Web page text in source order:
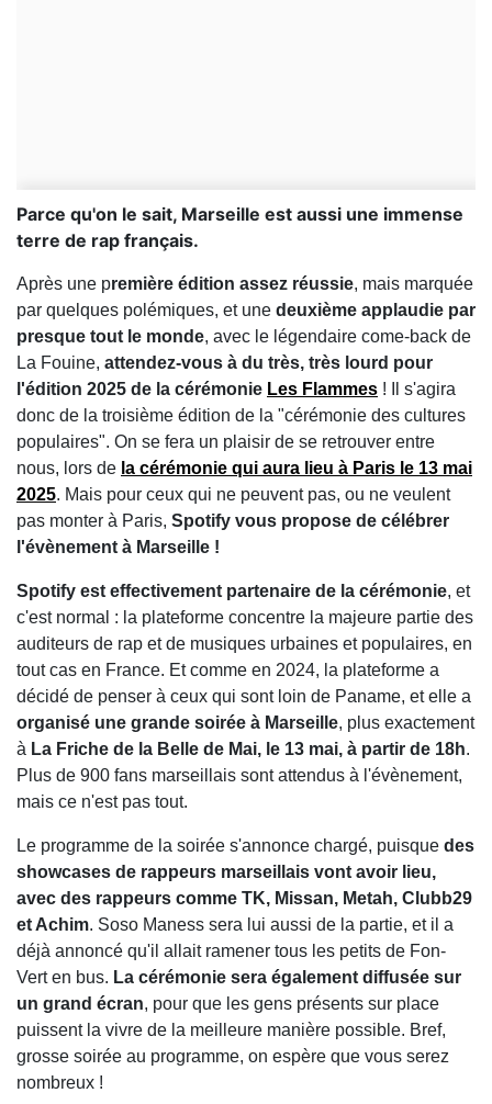
Parce qu'on le sait, Marseille est aussi une immense
terre de rap français.
Après une première édition assez réussie, mais marquée
par quelques polémiques, et une deuxième applaudie par
presque tout le monde, avec le légendaire come-back de
La Fouine, attendez-vous à du très, très lourd pour
l'édition 2025 de la cérémonie Les Flammes ! Il s'agira
donc de la troisième édition de la "cérémonie des cultures
populaires". On se fera un plaisir de se retrouver entre
nous, lors de la cérémonie qui aura lieu à Paris le 13 mai
2025. Mais pour ceux qui ne peuvent pas, ou ne veulent
pas monter à Paris, Spotify vous propose de célébrer
l'évènement à Marseille !
Spotify est effectivement partenaire de la cérémonie, et
c'est normal : la plateforme concentre la majeure partie des
auditeurs de rap et de musiques urbaines et populaires, en
tout cas en France. Et comme en 2024, la plateforme a
décidé de penser à ceux qui sont loin de Paname, et elle a
organisé une grande soirée à Marseille, plus exactement
à La Friche de la Belle de Mai, le 13 mai, à partir de 18h.
Plus de 900 fans marseillais sont attendus à l'évènement,
mais ce n'est pas tout.
Le programme de la soirée s'annonce chargé, puisque des
showcases de rappeurs marseillais vont avoir lieu,
avec des rappeurs comme TK, Missan, Metah, Clubb29
et Achim. Soso Maness sera lui aussi de la partie, et il a
déjà annoncé qu'il allait ramener tous les petits de Fon-
Vert en bus. La cérémonie sera également diffusée sur
un grand écran, pour que les gens présents sur place
puissent la vivre de la meilleure manière possible. Bref,
grosse soirée au programme, on espère que vous serez
nombreux !